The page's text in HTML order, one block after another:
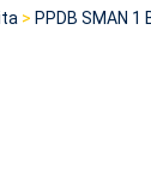
> PPDB SMAN 1